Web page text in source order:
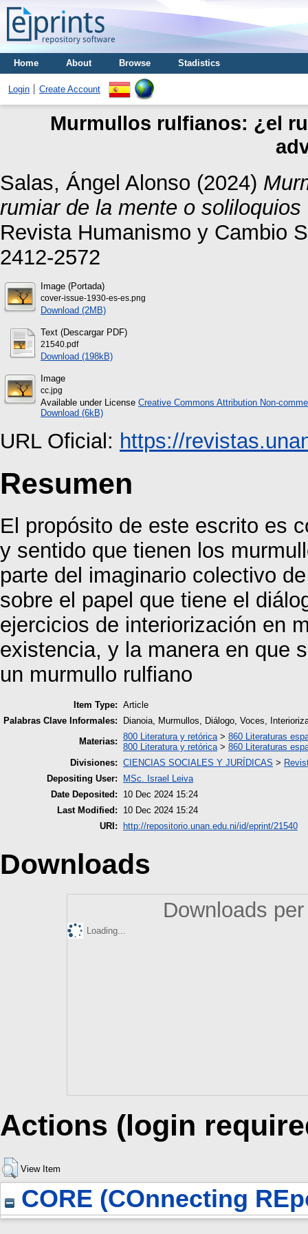
Home About Browse Stadistics
Login Create Account
Murmullos rulfianos: ¿el
Salas, Ángel Alonso (2024)
rumiar de la mente o
Revista Humanismo y Cambio
2412-2572
Image (Portada)
cover-issue-1930-es-es.png
Download (2MB)
Text (Descargar PDF)
21540.pdf
Download (198kB)
Image
cc.jpg
Available under License Creative Commons Attribution Non-
Download (6kB)
URL Oficial: https://
Resumen
El propósito de este escrito es
y sentido que tienen los
parte del imaginario colectivo
sobre el papel que tiene el
ejercicios de interiorización en
existencia, y la manera en que
un murmullo rulfiano
Item Type: Article
Palabras Clave Informales:
Dianoia, Murmullos, Diálogo, Voces,
Materias: 800 Literatura y retórica > 860 Literaturas
800 Literatura y retórica > 860 Literaturas
Divisiones: CIENCIAS SOCIALES Y JURÍDICAS >
Depositing User:
MSc. Israel Leiva
Date Deposited:
10 Dec 2024 15:24
Last Modified:
10 Dec 2024 15:24
URI:
http://repositorio.unan.edu.ni/id/eprint/21540
Downloads
Downloads
Loading...
Actions (login
View Item
CORE (COnnecting